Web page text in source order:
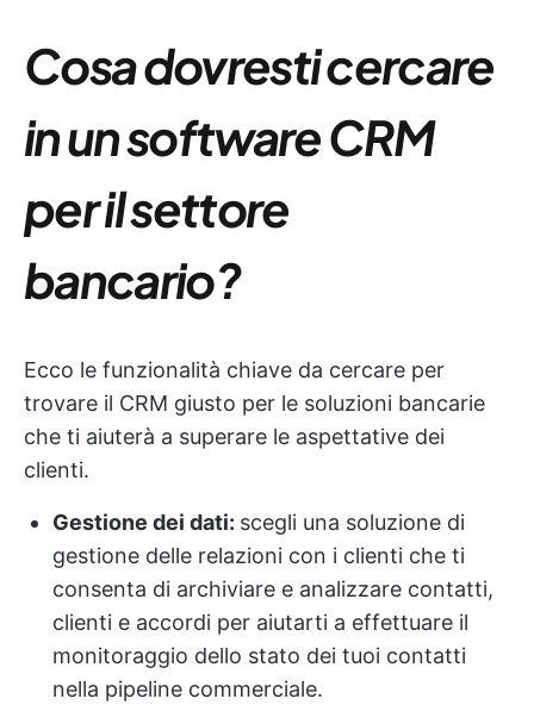
Cosa dovresti cercare
in un software CRM
per il settore
bancario?
Ecco le funzionalità chiave da cercare per
trovare il CRM giusto per le soluzioni bancarie
che ti aiuterà a superare le aspettative dei
clienti.
Gestione dei dati: scegli una soluzione di
gestione delle relazioni con i clienti che ti
consenta di archiviare e analizzare contatti,
clienti e accordi per aiutarti a effettuare il
monitoraggio dello stato dei tuoi contatti
nella pipeline commerciale.